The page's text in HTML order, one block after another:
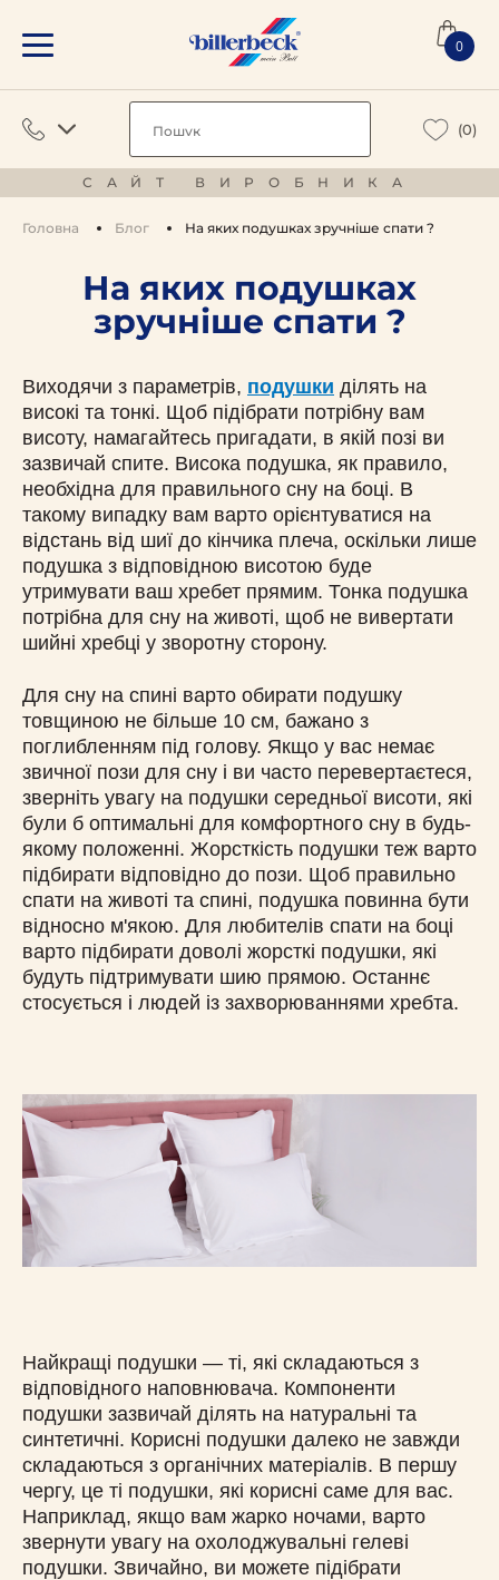
0
(0)
САЙТ ВИРОБНИКА
Головна Блог На яких подушках зручніше спати ?
На яких подушках
зручніше спати ?
Виходячи з параметрів, подушки ділять на
високі та тонкі. Щоб підібрати потрібну вам
висоту, намагайтесь пригадати, в якій позі ви
зазвичай спите. Висока подушка, як правило,
необхідна для правильного сну на боці. В
такому випадку вам варто орієнтуватися на
відстань від шиї до кінчика плеча, оскільки лише
подушка з відповідною висотою буде
утримувати ваш хребет прямим. Тонка подушка
потрібна для сну на животі, щоб не вивертати
шийні хребці у зворотну сторону.
Для сну на спині варто обирати подушку
товщиною не більше 10 см, бажано з
поглибленням під голову. Якщо у вас немає
звичної пози для сну і ви часто перевертаєтеся,
зверніть увагу на подушки середньої висоти, які
були б оптимальні для комфортного сну в будь-
якому положенні. Жорсткість подушки теж варто
підбирати відповідно до пози. Щоб правильно
спати на животі та спині, подушка повинна бути
відносно м'якою. Для любителів спати на боці
варто підбирати доволі жорсткі подушки, які
будуть підтримувати шию прямою. Останнє
стосується і людей із захворюваннями хребта.
Найкращі подушки — ті, які складаються з
відповідного наповнювача. Компоненти
подушки зазвичай ділять на натуральні та
синтетичні. Корисні подушки далеко не завжди
складаються з органічних матеріалів. В першу
чергу, це ті подушки, які корисні саме для вас.
Наприклад, якщо вам жарко ночами, варто
звернути увагу на охолоджувальні гелеві
подушки. Звичайно, ви можете підібрати